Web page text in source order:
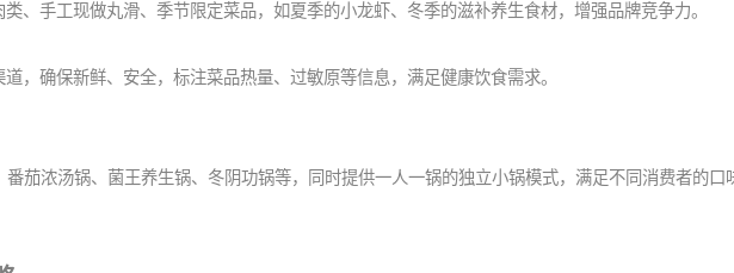
、手工现做丸滑、季节限定菜品，如夏季的小龙虾、冬季的滋补养生食材，增强品牌竞争力。
，确保新鲜、安全，标注菜品热量、过敏原等信息，满足健康饮食需求。
茄浓汤锅、菌王养生锅、冬阴功锅等，同时提供一人一锅的独立小锅模式，满足不同消费者的口